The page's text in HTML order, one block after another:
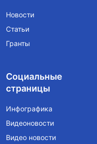
Новости
Статьи
Гранты
Социальные
страницы
Инфографика
Видеоновости
Видео новости